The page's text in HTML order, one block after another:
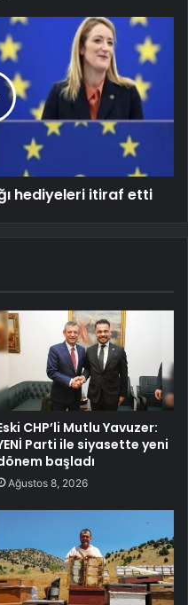
hediyeleri itiraf etti
CHP’li Mutlu Yavuzer:
Parti ile siyasette yeni
başladı
Ağustos 8, 2026